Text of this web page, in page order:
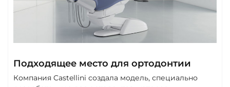
Подходящее место для ортодонтии
Компания Castellini создала модель, специально